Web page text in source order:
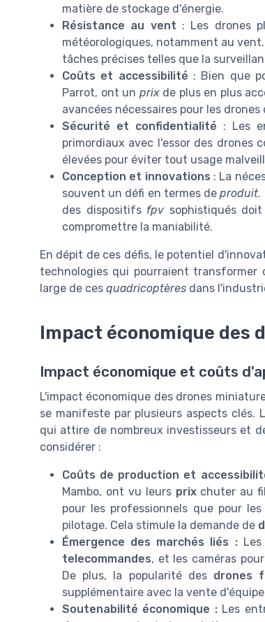
matière de stockage d'énergie.
Résistance au vent : Les drones
météorologiques, notamment au
tâches précises telles que la
Coûts et accessibilité : Bien que
Parrot, ont un prixde plus en plus
avancées nécessaires pour les
Sécurité et confidentialité : Les
primordiaux avec l'essor des drones
élevées pour éviter tout usage
Conception et innovations : La
souvent un défi en termes deproduit.
des dispositifs fpv sophistiqués
compromettre la maniabilité.
En dépit de ces défis, le potentiel
technologies qui pourraient
large de ces quadricoptères dans
Impact économique des
Impact économique et coûts
L'impact économique des drones
se manifeste par plusieurs aspects
qui attire de nombreux investisseurs et
considérer :
Coûts de production et
Mambo, ont vu leurs prixchuter au fil
pour les professionnels que pour les
pilotage. Cela stimule la demande de
Émergence des marchés liés :Les
telecommandes, et les caméras pour
De plus, la popularité des drones
supplémentaire avec la vente
Soutenabilité économique :Les